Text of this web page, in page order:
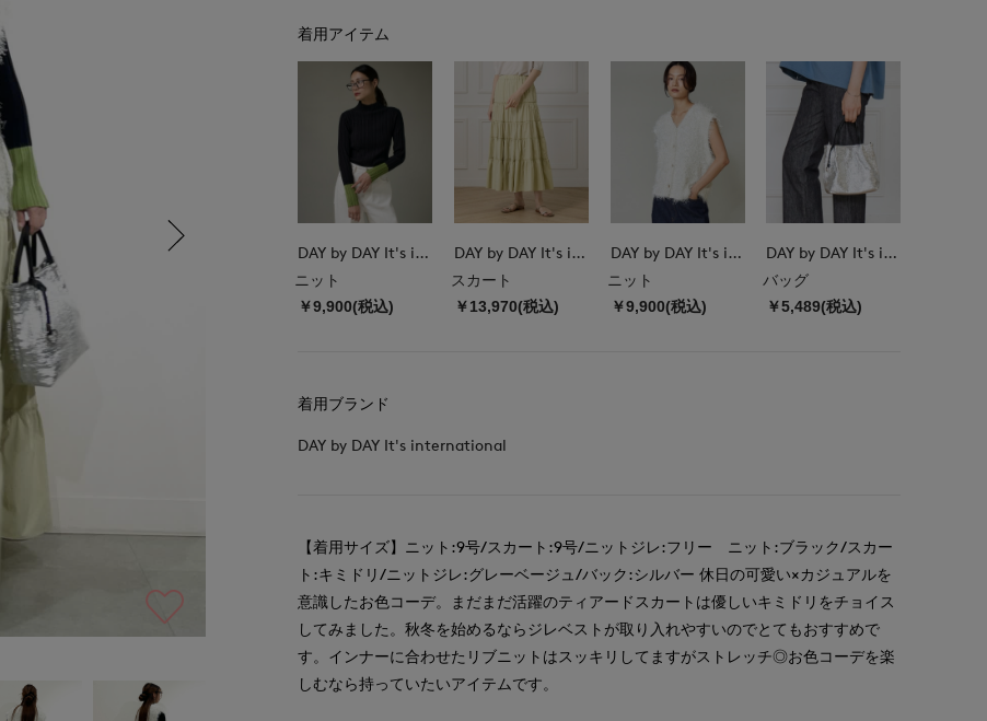
着用アイテム
DAY by DAY It's international
ニット
￥9,900(税込)
DAY by DAY It's international
スカート
￥13,970(税込)
DAY by DAY It's international
ニット
￥9,900(税込)
DAY by DAY It's international
バッグ
￥5,489(税込)
着用ブランド
DAY by DAY It's international
【着用サイズ】ニット:9号/スカート:9号/ニットジレ:フリー ニット:ブラック/スカー
ト:キミドリ/ニットジレ:グレーベージュ/バック:シルバー 休日の可愛い×カジュアルを
意識したお色コーデ。まだまだ活躍のティアードスカートは優しいキミドリをチョイス
してみました。秋冬を始めるならジレベストが取り入れやすいのでとてもおすすめで
す。インナーに合わせたリブニットはスッキリしてますがストレッチ◎お色コーデを楽
しむなら持っていたいアイテムです。